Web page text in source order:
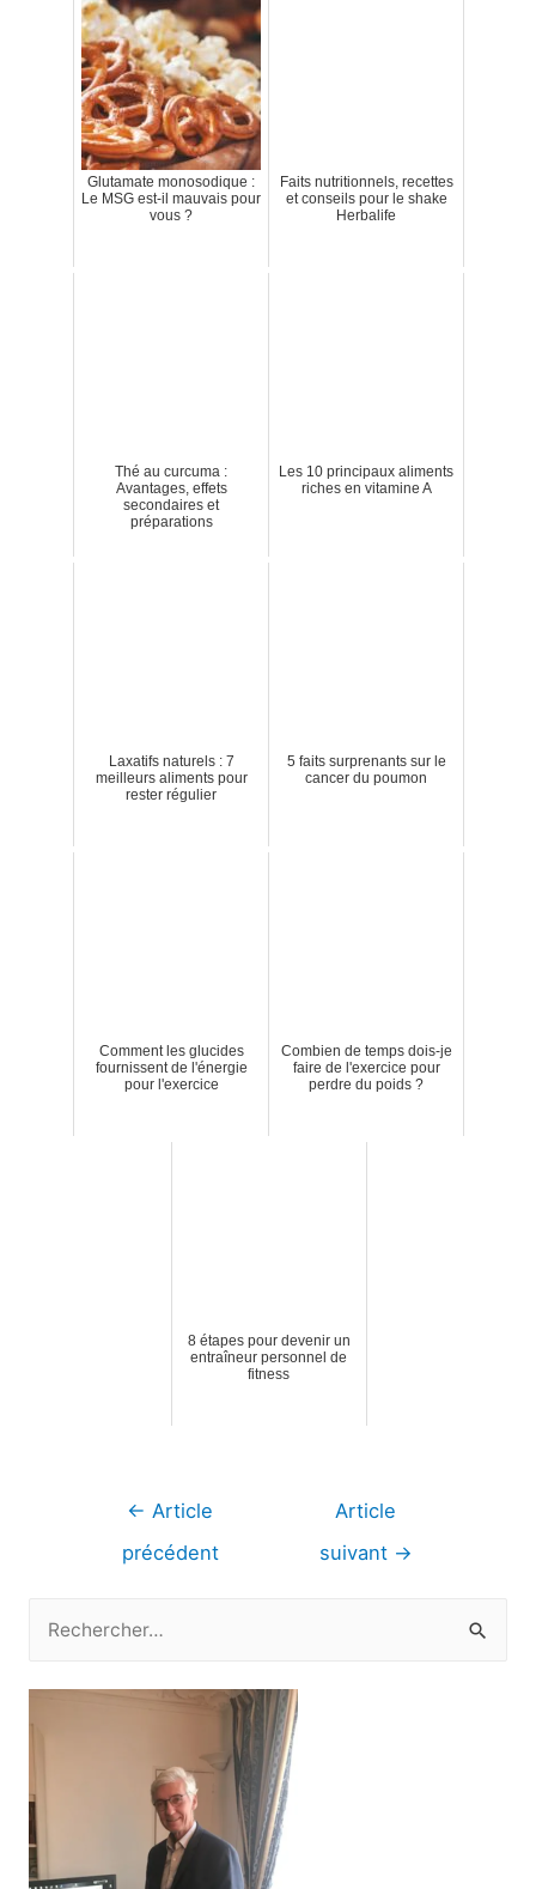
Glutamate monosodique :
Le MSG est-il mauvais pour
vous ?
Faits nutritionnels, recettes
et conseils pour le shake
Herbalife
Thé au curcuma :
Avantages, effets
secondaires et
préparations
Les 10 principaux aliments
riches en vitamine A
Laxatifs naturels : 7
meilleurs aliments pour
rester régulier
5 faits surprenants sur le
cancer du poumon
Comment les glucides
fournissent de l'énergie
pour l'exercice
Combien de temps dois-je
faire de l'exercice pour
perdre du poids ?
8 étapes pour devenir un
entraîneur personnel de
fitness
Navigation
← Article
précédent
Article
suivant →
c
h
r
c
h